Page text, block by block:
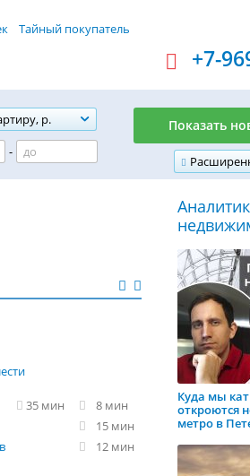
Тайный покупатель
+7-
р.
-
Показать
35 мин
8 мин
15 мин
12 мин
Куда мы
откроются
метро в